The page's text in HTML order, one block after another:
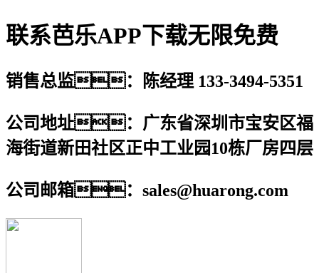
联系芭乐APP下载无限免费
销售总监：陈经理 133-3494-5351
公司地址：广东省深圳市宝安区福
海街道新田社区正中工业园10栋厂房四层
公司邮箱：sales@huarong.com